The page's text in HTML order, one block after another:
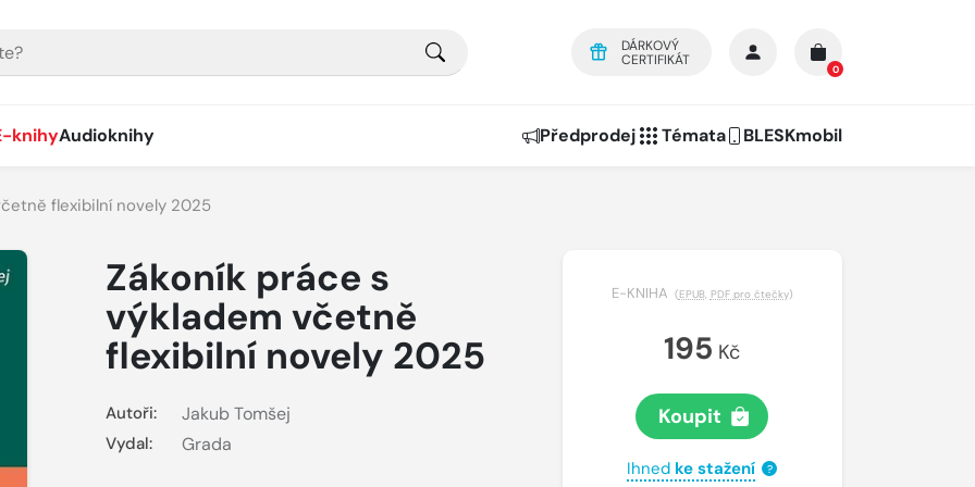
DÁRKOVÝ
CERTIFIKÁT
0
knihyAudioknihy Předprodej Témata BLESKmobil
flexibilní novely 2025
Zákoník práce s
výkladem včetně
flexibilní novely 2025
Autoři: Jakub Tomšej
Vydal: Grada
E-KNIHA (EPUB, PDF pro čtečky)
195 Kč
Koupit
Ihned ke stažení ?